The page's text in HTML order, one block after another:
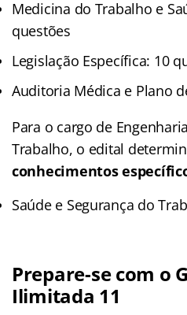
Medicina do Trabalho e
questões
Legislação Específica: 10
Auditoria Médica e Plano
Para o cargo de
Trabalho, o edital
conhecimentos
Saúde e Segurança do
Prepare-se com o
Ilimitada 11